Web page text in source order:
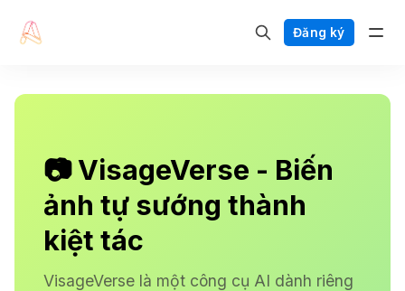
Đăng ký
📷 VisageVerse - Biến
ảnh tự sướng thành
kiệt tác
VisageVerse là một công cụ AI dành riêng